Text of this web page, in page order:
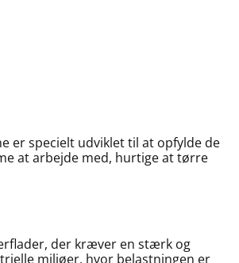
er specielt udviklet til at opfylde de
at arbejde med, hurtige at tørre
der kræver en stærk og
miljøer, hvor belastningen er